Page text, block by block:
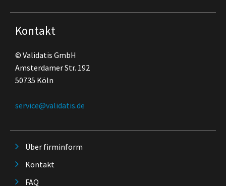
Kontakt
© Validatis GmbH
Amsterdamer Str. 192
50735 Köln
service@validatis.de
Über firminform
Kontakt
FAQ